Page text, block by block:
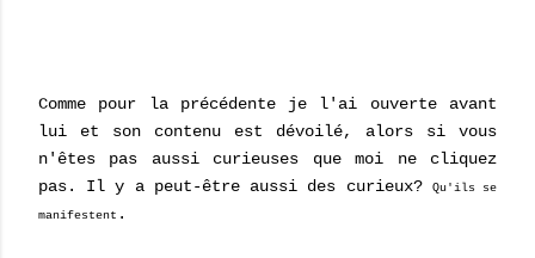
Comme pour la précédente je l'ai ouverte avant
lui et son contenu est dévoilé, alors si vous
n'êtes pas aussi curieuses que moi ne cliquez
pas. Il y a peut-être aussi des curieux?
Qu'ils se
manifestent .